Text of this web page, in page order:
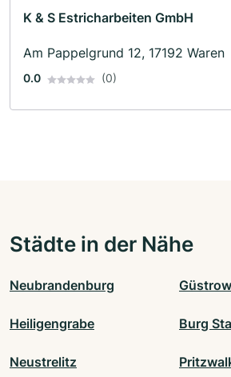
K & S Estricharbeiten GmbH
Am Pappelgrund 12, 17192 Waren
0.0 (0)
Städte in der Nähe
Neubrandenburg Güstrow
Heiligengrabe Burg
Neustrelitz